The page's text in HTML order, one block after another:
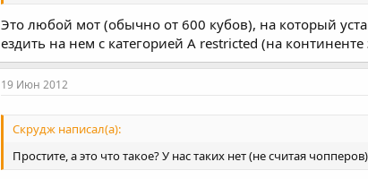
Это любой мот (обычно от 600 кубов), на который
ездить на нем с категорией A restricted (на континенте
19 Июн 2012
Скрудж написал(а):
Простите, а это что такое? У нас таких нет (не считая чопперов)